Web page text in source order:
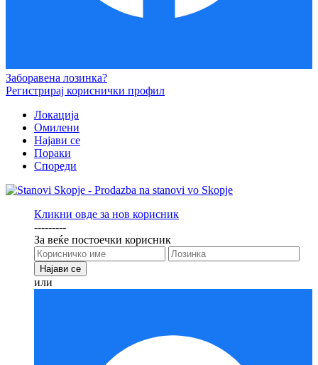
Заборавена лозинка?
Регистрирај кориснички профил
Локација
Омилени
Најави се
Пораки
Спореди
Кликни овде за нов корисник
---------
За веќе постоечки корисник
или